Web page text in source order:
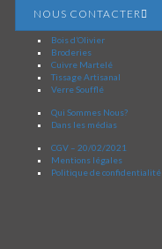
NOUS CONTACTER
Bois d’Olivier
Broderies
Cuivre Martelé
Tissage Artisanal
Verre Soufflé
Qui Sommes Nous?
Dans les médias
CGV – 20/02/2021
Mentions légales
Politique de confidentialité